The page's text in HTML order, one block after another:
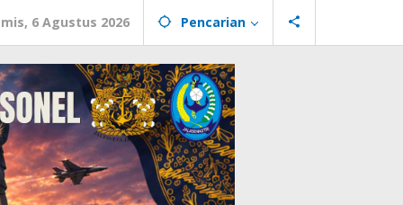
6 Agustus 2026 Pencarian